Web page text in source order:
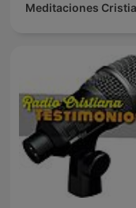
Meditaciones